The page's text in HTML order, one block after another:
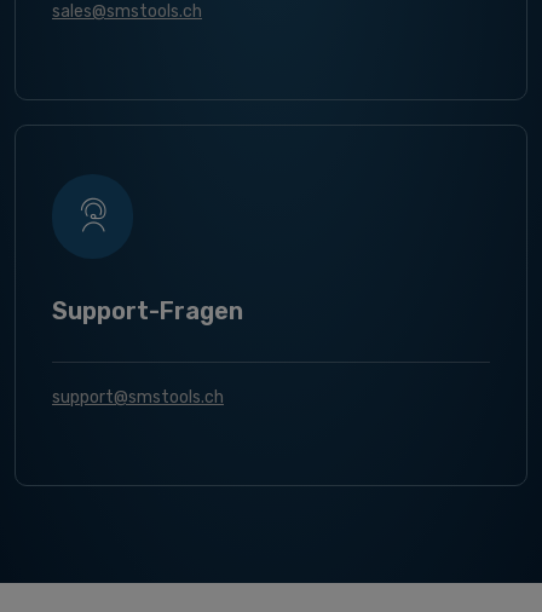
sales@smstools.ch
Support-Fragen
support@smstools.ch